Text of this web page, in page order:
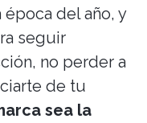
del año, y
seguir
no perder a
de tu
sea la